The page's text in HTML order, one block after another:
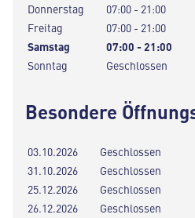
Donnerstag
07:00 - 21:00
Freitag
07:00 - 21:00
Samstag
07:00 - 21:00
Sonntag
Geschlossen
Besondere
03.10.2026
Geschlossen
31.10.2026
Geschlossen
25.12.2026
Geschlossen
26.12.2026
Geschlossen